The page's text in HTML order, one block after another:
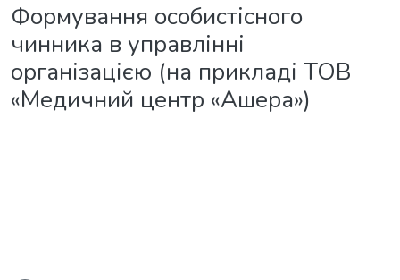
Формування особистісного
чинника в управлінні
організацією (на прикладі ТОВ
«Медичний центр «Ашера»)